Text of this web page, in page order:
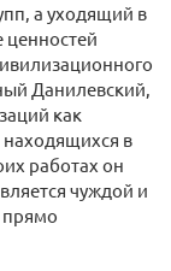
а уходящий в
ценностей
Данилевский,
как
находящихся в
работах он
чуждой и
прямо